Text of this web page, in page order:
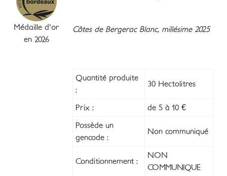
Médaille d'or
en 2026
Côtes de Bergerac Blanc, millésime 2025
Quantité produite
:
30 Hectolitres
Prix : de 5 à 10 €
Possède un
gencode :
Non communiqué
Conditionnement :
NON
COMMUNIQUE